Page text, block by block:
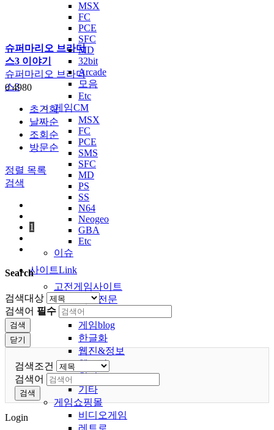
MSX
FC
PCE
SFC
MD
32bit
Arcade
모음
Etc
게임CM
MSX
FC
PCE
SMS
SFC
MD
PS
SS
N64
Neogeo
GBA
Etc
이슈
사이트Link
고전게임사이트
에뮬전문
고전pc
게임blog
한글화
웹진&정보
웹오락
취미
기타
게임쇼핑몰
비디오게임
레트로
슈퍼마리오 브라더
스3 이야기
슈퍼마리오 브라더
스3
04980
초기화
날짜순
조회순
방문순
정렬 목록
검색
1
Search
검색대상
검색어 필수
검색
닫기
검색조건
검색어
검색
Login